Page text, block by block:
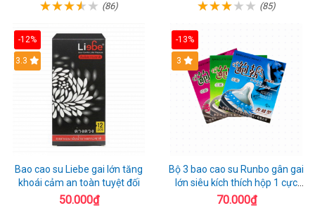
(86) (85)
-12%
3.3
Bao cao su Liebe gai lớn tăng
khoái cảm an toàn tuyệt đối
50.000₫
-13%
3
Bộ 3 bao cao su Runbo gân gai
lớn siêu kích thích hộp 1 cực
chất
70.000₫